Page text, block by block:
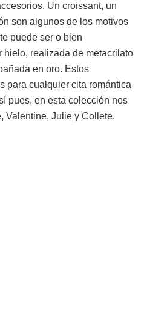
Un croissant, un
son algunos de los motivos
puede ser o bien
hielo, realizada de metacrilato
en oro. Estos
para cualquier cita romántica
pues, en esta colección nos
Valentine, Julie y Collete.